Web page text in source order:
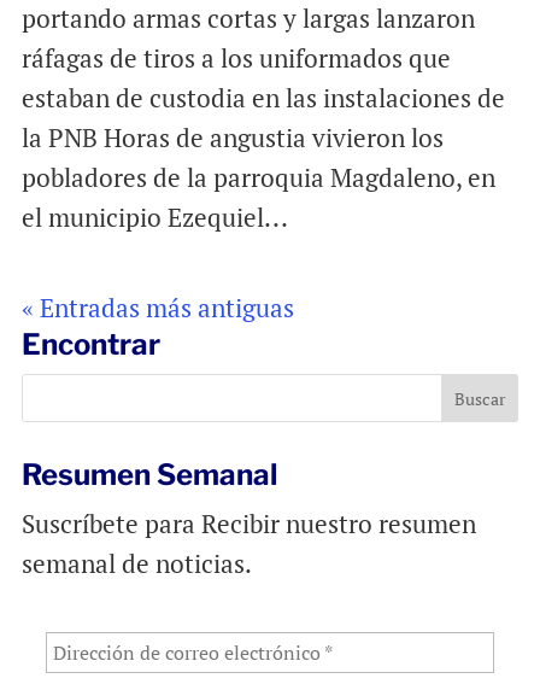
portando armas cortas y largas lanzaron
ráfagas de tiros a los uniformados que
estaban de custodia en las instalaciones de
la PNB Horas de angustia vivieron los
pobladores de la parroquia Magdaleno, en
el municipio Ezequiel...
« Entradas más antiguas
Encontrar
Resumen Semanal
Suscríbete para Recibir nuestro resumen
semanal de noticias.